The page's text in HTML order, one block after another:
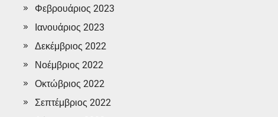
Φεβρουάριος 2023
Ιανουάριος 2023
Δεκέμβριος 2022
Νοέμβριος 2022
Οκτώβριος 2022
Σεπτέμβριος 2022